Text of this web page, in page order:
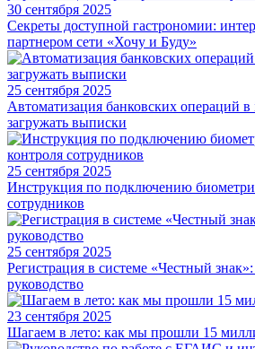
30 сентября 2025
Секреты доступной гастрономии:
партнером сети «Хочу и Буду»
25 сентября 2025
Автоматизация банковских операций в
загружать выписки
25 сентября 2025
Инструкция по подключению
сотрудников
25 сентября 2025
Регистрация в системе «Честный
руководство
23 сентября 2025
Шагаем в лето: как мы прошли 15